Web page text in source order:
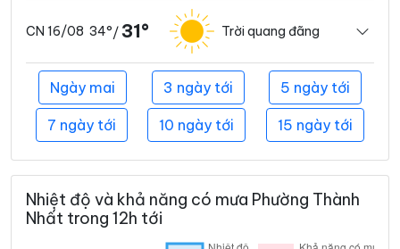
CN 16/08 34°/ 31° Trời quang đãng
Ngày mai 3 ngày tới 5 ngày tới
7 ngày tới 10 ngày tới 15 ngày tới
Nhiệt độ và khả năng có mưa Phường Thành
Nhất trong 12h tới